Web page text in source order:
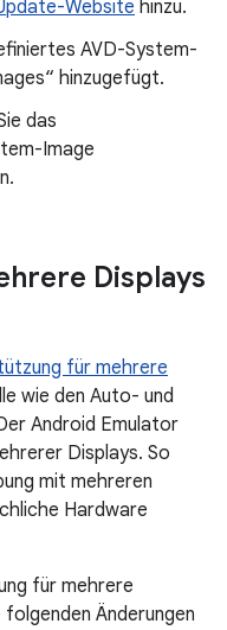
Website hinzu.
AVD-System-
hinzugefügt.
das
Image
Displays
für mehrere
wie den Auto- und
Android Emulator
Displays. So
mit mehreren
Hardware
für mehrere
Änderungen